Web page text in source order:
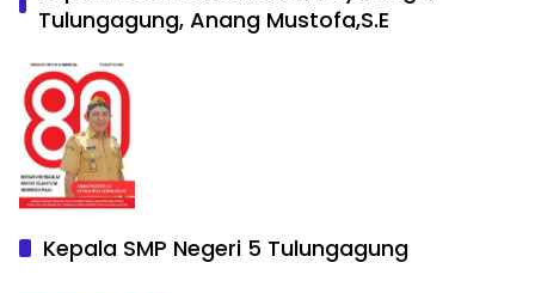
Tulungagung, Anang Mustofa,S.E
Kepala SMP Negeri 5 Tulungagung